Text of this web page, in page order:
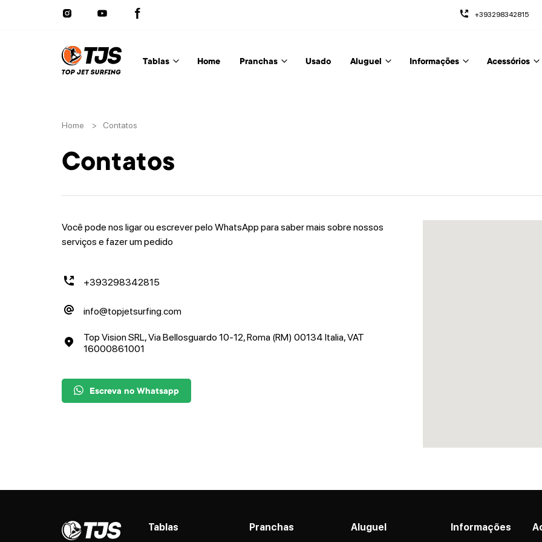
+393298342815
Tablas Home Pranchas Usado Aluguel Informações Acessórios
Home > Contatos
Contatos
Você pode nos ligar ou escrever pelo WhatsApp para saber mais sobre nossos
serviços e fazer um pedido
+393298342815
info@topjetsurfing.com
Top Vision SRL, Via Bellosguardo 10-12, Roma (RM) 00134 Italia, VAT
16000861001
Escreva no Whatsapp
Tablas Pranchas Aluguel Informações